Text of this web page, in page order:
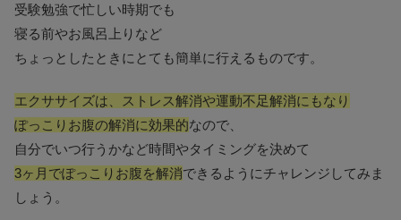
受験勉強で忙しい時期でも
寝る前やお風呂上りなど
ちょっとしたときにとても簡単に行えるものです。
エクササイズは、ストレス解消や運動不足解消にもなり
ぽっこりお腹の解消に効果的なので、
自分でいつ行うかなど時間やタイミングを決めて
3ヶ月でぽっこりお腹を解消できるようにチャレンジしてみま
しょう。